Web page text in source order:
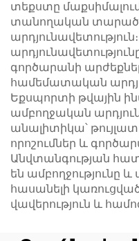
տեքստը
տանողական
գործարանի
համեմատական
Եքսպորտի թվային
ամբողջական
անալիտիկա՝
որոշումներ և
Անվտանգության
են ամբողջությունը
հասանելի
վավերություն և